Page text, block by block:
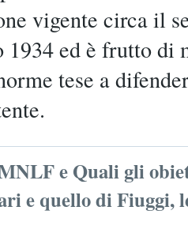
vigente circa il
ed è frutto di
tese a
e Quali gli
e quello di Fiuggi,